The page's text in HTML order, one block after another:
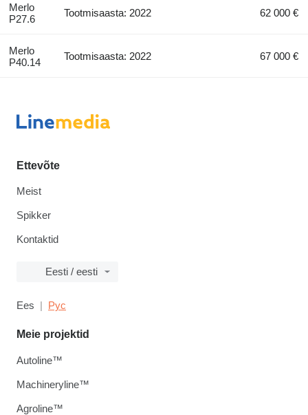
Merlo
P27.6
Tootmisaasta: 2022 62 000 €
Merlo
P40.14
Tootmisaasta: 2022 67 000 €
Ettevõte
Meist
Spikker
Kontaktid
Eesti / eesti
Ees Рус
Meie projektid
Autoline™
Machineryline™
Agroline™